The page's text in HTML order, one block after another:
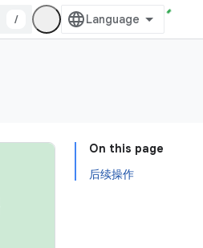
/
On this page
后续操作